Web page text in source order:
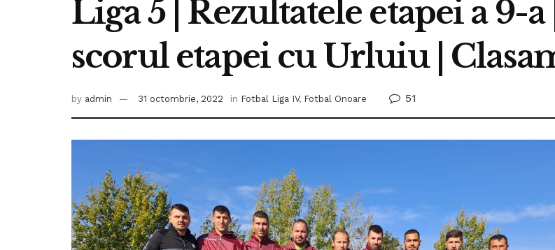
Liga 5 | Rezultatele etapei a 9-
scorul etapei cu Urluiu |
by admin 31 octombrie, 2022 in Fotbal Liga IV, Fotbal Onoare 51